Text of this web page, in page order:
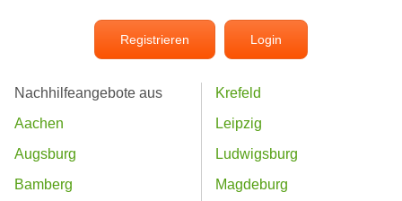
Registrieren Login
Nachhilfeangebote aus
Aachen
Augsburg
Bamberg
Krefeld
Leipzig
Ludwigsburg
Magdeburg